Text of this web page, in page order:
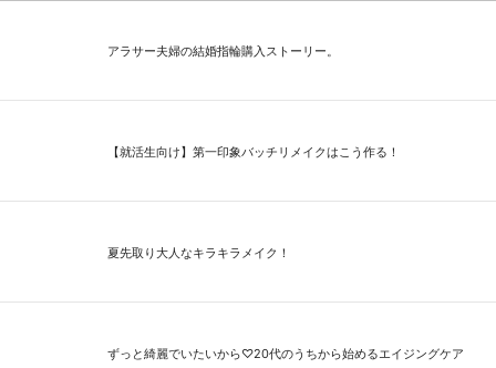
アラサー夫婦の結婚指輪購入ストーリー。
【就活生向け】第一印象バッチリメイクはこう作る！
夏先取り大人なキラキラメイク！
ずっと綺麗でいたいから♡20代のうちから始めるエイジングケア